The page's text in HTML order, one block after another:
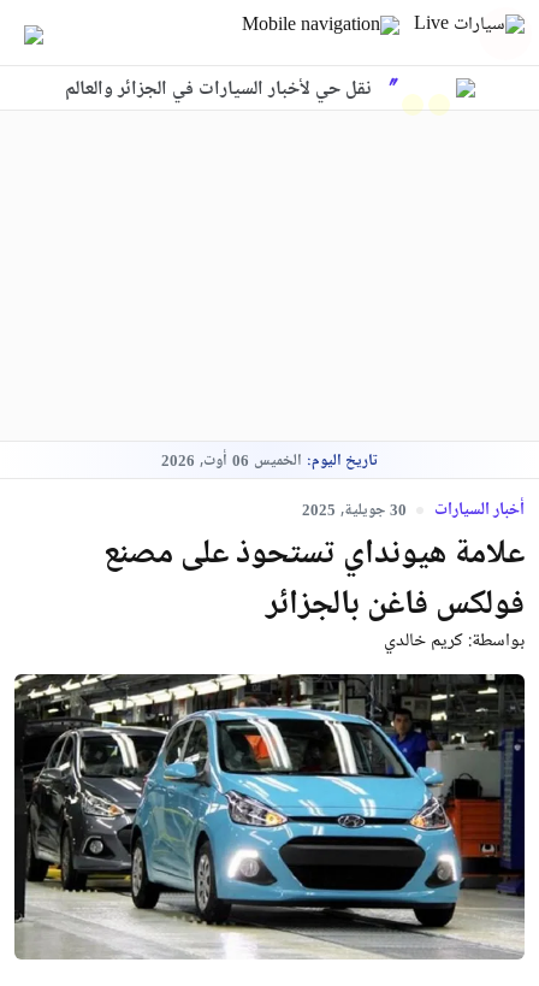
نقل حي لأخبار السيارات في الجزائر والعالم
تاريخ اليوم: الخميس 06 أوت, 2026
أخبار السيارات 30 جويلية, 2025
علامة هيونداي تستحوذ على مصنع
فولكس فاغن بالجزائر
بواسطة:كريم خالدي